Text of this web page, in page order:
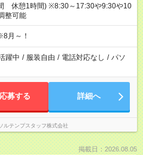
休憩1時間) ※8:30～17:30や9:30や10
整可能
月～！
躍中 / 服装自由 / 電話対応なし / パソ
応募する 詳細へ
ルテンプスタッフ株式会社
掲載日：2026.08.05